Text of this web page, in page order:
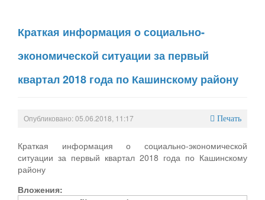
Краткая информация о социально-
экономической ситуации за первый
квартал 2018 года по Кашинскому району
Опубликовано: 05.06.2018, 11:17 Печать
Краткая информация о социально-экономической
ситуации за первый квартал 2018 года по Кашинскому
району
Вложения: